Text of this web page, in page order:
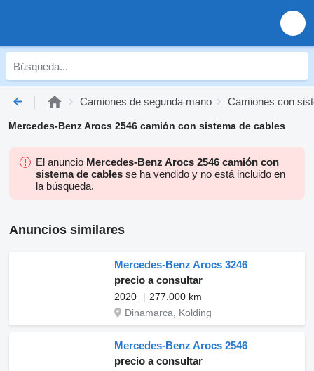
Camiones de segunda mano Camiones con
Mercedes-Benz Arocs 2546 camión con sistema de cables
El anuncio Mercedes-Benz Arocs 2546 camión con
sistema de cables se ha vendido y no está incluido en
la búsqueda.
Anuncios similares
Mercedes-Benz Arocs 3246
precio a consultar
2020
277.000 km
Dinamarca, Kolding
Mercedes-Benz Arocs 2546
precio a consultar